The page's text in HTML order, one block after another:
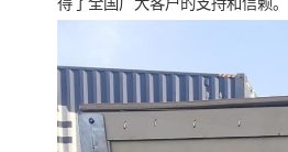
得了全国广大客户的支持和信赖。